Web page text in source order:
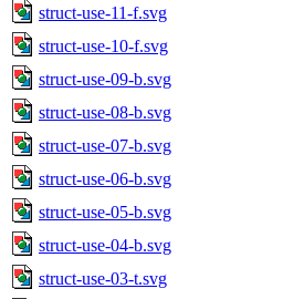
struct-use-11-f.svg
struct-use-10-f.svg
struct-use-09-b.svg
struct-use-08-b.svg
struct-use-07-b.svg
struct-use-06-b.svg
struct-use-05-b.svg
struct-use-04-b.svg
struct-use-03-t.svg